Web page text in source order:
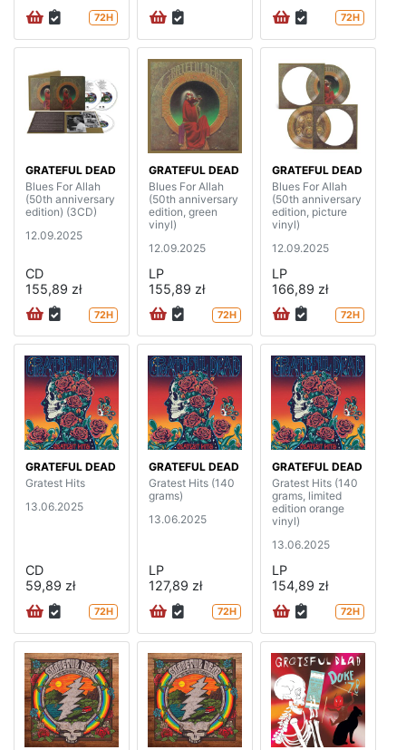
72H 72H
GRATEFUL DEAD
Blues For Allah
(50th anniversary
edition) (3CD)
12.09.2025
CD
155,89 zł
72H
GRATEFUL DEAD
Blues For Allah
(50th anniversary
edition, green
vinyl)
12.09.2025
LP
155,89 zł
72H
GRATEFUL DEAD
Blues For Allah
(50th anniversary
edition, picture
vinyl)
12.09.2025
LP
166,89 zł
72H
GRATEFUL DEAD
Gratest Hits
13.06.2025
CD
59,89 zł
72H
GRATEFUL DEAD
Gratest Hits (140
grams)
13.06.2025
LP
127,89 zł
72H
GRATEFUL DEAD
Gratest Hits (140
grams, limited
edition orange
vinyl)
13.06.2025
LP
154,89 zł
72H